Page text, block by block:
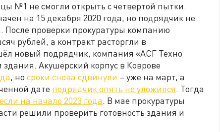
№1 не смогли открыть с четвертой пытки.
на 15 декабря 2020 года, но подрядчик не
После проверки прокуратуры компанию
рублей, а контракт расторгли в
новый подрядчик, компания «АСГ Техно
Акушерский корпус в Коврове
, но сроки снова сдвинули – уже на март, а
дате подрядчик опять не уложился. Тогда
на начало 2023 года. В мае прокуратуры
решили проверить готовность здания и